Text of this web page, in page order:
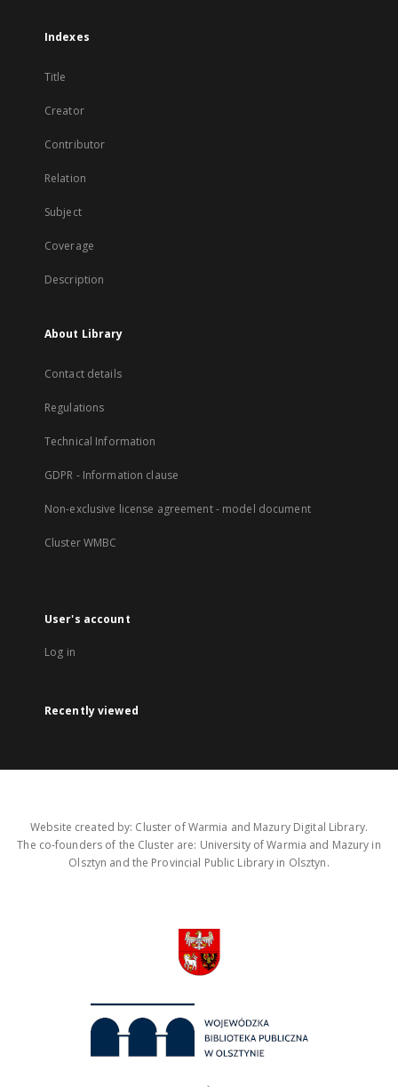
Indexes
Title
Creator
Contributor
Relation
Subject
Coverage
Description
About Library
Contact details
Regulations
Technical Information
GDPR - Information clause
Non-exclusive license agreement - model document
Cluster WMBC
User's account
Log in
Recently viewed
Website created by: Cluster of Warmia and Mazury Digital Library.
The co-founders of the Cluster are: University of Warmia and Mazury in
Olsztyn and the Provincial Public Library in Olsztyn.